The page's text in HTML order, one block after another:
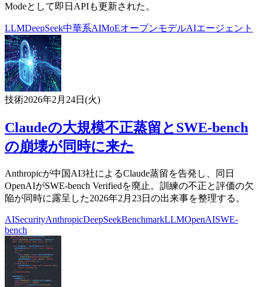
Modeとして即日APIも更新された。
LLMDeepSeek中華系AIMoEオープンモデルAIエージェント
技術2026年2月24日(火)
Claudeの大規模不正蒸留とSWE-bench
の崩壊が同時に来た
Anthropicが中国AI3社によるClaude蒸留を告発し、同日
OpenAIがSWE-bench Verifiedを廃止。訓練の不正と評価の欠
陥が同時に露呈した2026年2月23日の出来事を整理する。
AISecurityAnthropicDeepSeekBenchmarkLLMOpenAISWE-
bench